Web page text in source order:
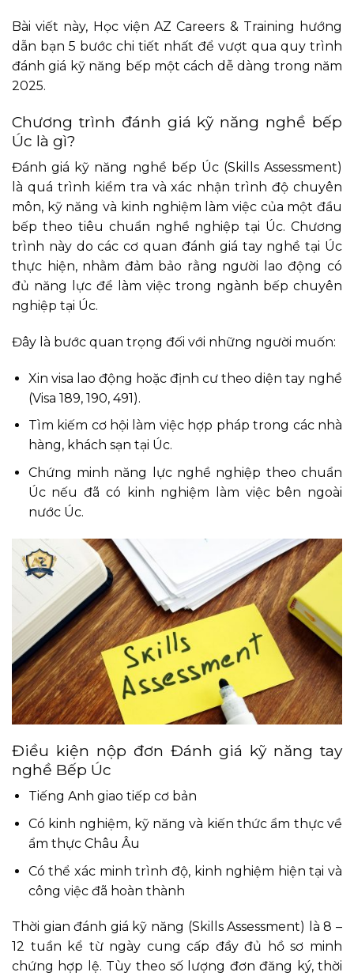
Bài viết này, Học viện AZ Careers & Training hướng
dẫn bạn 5 bước chi tiết nhất để vượt qua quy trình
đánh giá kỹ năng bếp một cách dễ dàng trong năm
2025.
Chương trình đánh giá kỹ năng nghề bếp
Úc là gì?
Đánh giá kỹ năng nghề bếp Úc (Skills Assessment)
là quá trình kiểm tra và xác nhận trình độ chuyên
môn, kỹ năng và kinh nghiệm làm việc của một đầu
bếp theo tiêu chuẩn nghề nghiệp tại Úc. Chương
trình này do các cơ quan đánh giá tay nghề tại Úc
thực hiện, nhằm đảm bảo rằng người lao động có
đủ năng lực để làm việc trong ngành bếp chuyên
nghiệp tại Úc.
Đây là bước quan trọng đối với những người muốn:
Xin visa lao động hoặc định cư theo diện tay nghề
(Visa 189, 190, 491).
Tìm kiếm cơ hội làm việc hợp pháp trong các nhà
hàng, khách sạn tại Úc.
Chứng minh năng lực nghề nghiệp theo chuẩn
Úc nếu đã có kinh nghiệm làm việc bên ngoài
nước Úc.
Điều kiện nộp đơn Đánh giá kỹ năng tay
nghề Bếp Úc
Tiếng Anh giao tiếp cơ bản
Có kinh nghiệm, kỹ năng và kiến thức ẩm thực về
ẩm thực Châu Âu
Có thể xác minh trình độ, kinh nghiệm hiện tại và
công việc đã hoàn thành
Thời gian đánh giá kỹ năng (Skills Assessment) là 8 –
12 tuần kể từ ngày cung cấp đầy đủ hồ sơ minh
chứng hợp lệ. Tùy theo số lượng đơn đăng ký, thời